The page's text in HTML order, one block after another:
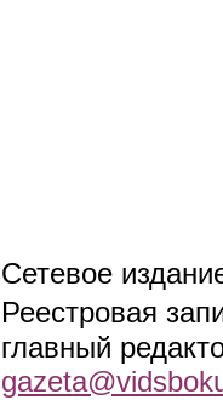
Сетевое
Реестровая
главный